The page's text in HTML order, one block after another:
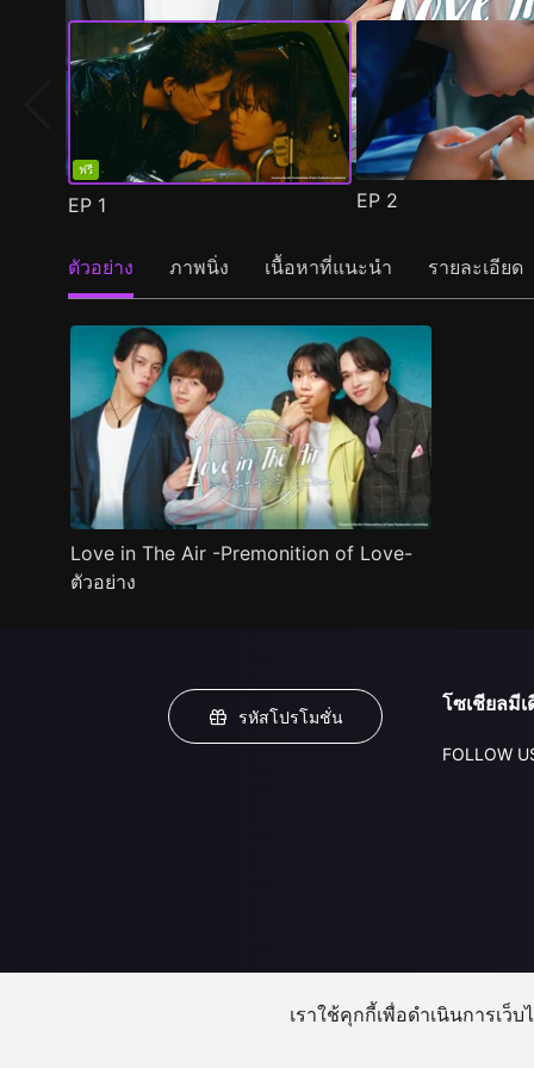
ฟรี
EP 1 EP 2
ตัวอย่าง ภาพนิ่ง เนื้อหาที่แนะนำ รายละเอียด
Love in The Air -Premonition of Love-
ตัวอย่าง
รหัสโปรโมชั่น
โซเชียลมีเ
FOLLOW
เราใช้คุกกี้เพื่อดำเนินการเว็